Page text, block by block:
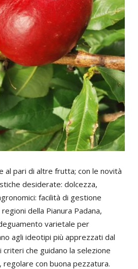
al pari di altre frutta; con le novità
desiderate: dolcezza,
facilità di gestione
della Pianura Padana,
varietale per
agli ideotipi più apprezzati dal
che guidano la selezione
con buona pezzatura.